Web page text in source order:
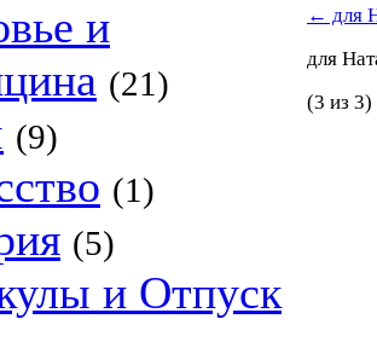
и
(21)
(9)
(1)
(5)
и Отпуск
← для
для
(3 из 3)